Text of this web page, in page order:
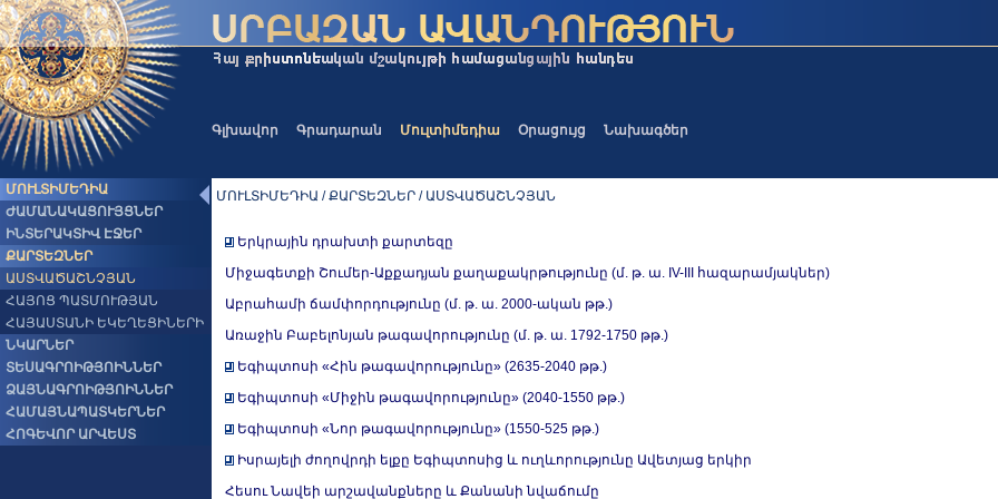
Գլխավոր Գրադարան Մուլտիմեդիա Օրացույց Նախագծեր
ՄՈՒԼՏԻՄԵԴԻԱ
ԺԱՄԱՆԱԿԱՑՈՒՅՑՆԵՐ
ԻՆՏԵՐԱԿՏԻՎ ԷՋԵՐ
ՔԱՐՏԵԶՆԵՐ
ԱՍՏՎԱԾԱՇՆՉՅԱՆ
ՀԱՅՈՑ ՊԱՏՄՈՒԹՅԱՆ
ՀԱՅԱՍՏԱՆԻ ԵԿԵՂԵՑԻՆԵՐԻ
ՆԿԱՐՆԵՐ
ՏԵՍԱԳՐՈԻԹՅՈԻՆՆԵՐ
ՁԱՅՆԱԳՐՈԻԹՅՈԻՆՆԵՐ
ՀԱՄԱՅՆԱՊԱՏԿԵՐՆԵՐ
ՀՈԳԵՎՈՐ ԱՐՎԵՍՏ
ՄՈՒԼՏԻՄԵԴԻԱ / ՔԱՐՏԵԶՆԵՐ / ԱՍՏՎԱԾԱՇՆՉՅԱՆ
Երկրային դրախտի քարտեզը
Միջագետքի Շումեր-Աքքադյան քաղաքակրթությունը (մ. թ. ա. IV-III հազարամյակներ)
Աբրահամի ճամփորդությունը (մ. թ. ա. 2000-ական թթ.)
Առաջին Բաբելոնյան թագավորությունը (մ. թ. ա. 1792-1750 թթ.)
Եգիպտոսի «Հին թագավորությունը» (2635-2040 թթ.)
Եգիպտոսի «Միջին թագավորությունը» (2040-1550 թթ.)
Եգիպտոսի «Նոր թագավորությունը» (1550-525 թթ.)
Իսրայելի ժողովրդի ելքը Եգիպտոսից և ուղևորությունը Ավետյաց երկիր
Հեսու Նավեի արշավանքները և Քանանի նվաճումը